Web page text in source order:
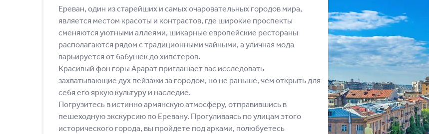
Ереван, один из старейших и самых очаровательных городов мира,
является местом красоты и контрастов, где широкие проспекты
сменяются уютными аллеями, шикарные европейские рестораны
располагаются рядом с традиционными чайными, а уличная мода
варьируется от бабушек до хипстеров.
Красивый фон горы Арарат приглашает вас исследовать
захватывающие дух пейзажи за городом, но не раньше, чем открыть для
себя его яркую культуру и наследие.
Погрузитесь в истинно армянскую атмосферу, отправившись в
пешеходную экскурсию по Еревану. Прогуливаясь по улицам этого
исторического города, вы пройдете под арками, полюбуетесь